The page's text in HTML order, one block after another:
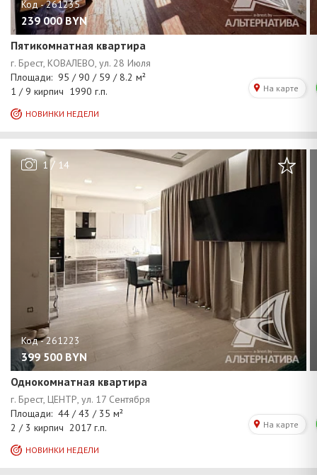
239 000 BYN
Пятикомнатная квартира
1/ 14
399 500 BYN
Однокомнатная квартира